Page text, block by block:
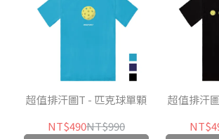
超值排汗圖T - 匹克球單顆
NT$490NT$990
超值排汗